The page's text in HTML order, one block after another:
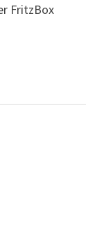
FritzBox